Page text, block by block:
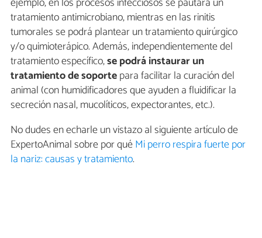
tratamiento antimicrobiano, mientras en las rinitis
tumorales se podrá plantear un tratamiento quirúrgico
y/o quimioterápico. Además, independientemente del
tratamiento específico,se podrá instaurar un
tratamiento de soportepara facilitar la curación del
animal (con humidificadores que ayuden a fluidificar la
secreción nasal, mucolíticos, expectorantes, etc.).
No dudes en echarle un vistazo al siguiente artículo de
ExpertoAnimal sobre por quéMi perro respira fuerte por
la nariz: causas y tratamiento.